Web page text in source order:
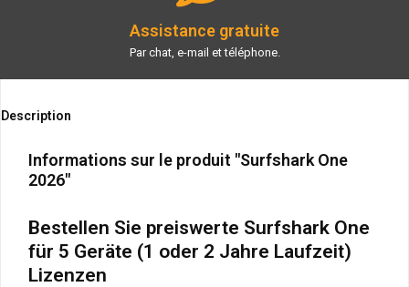
Assistance gratuite
Par chat, e-mail et téléphone.
Description
Informations sur le produit "Surfshark One
2026"
Bestellen Sie preiswerte Surfshark One
für 5 Geräte (1 oder 2 Jahre Laufzeit)
Lizenzen